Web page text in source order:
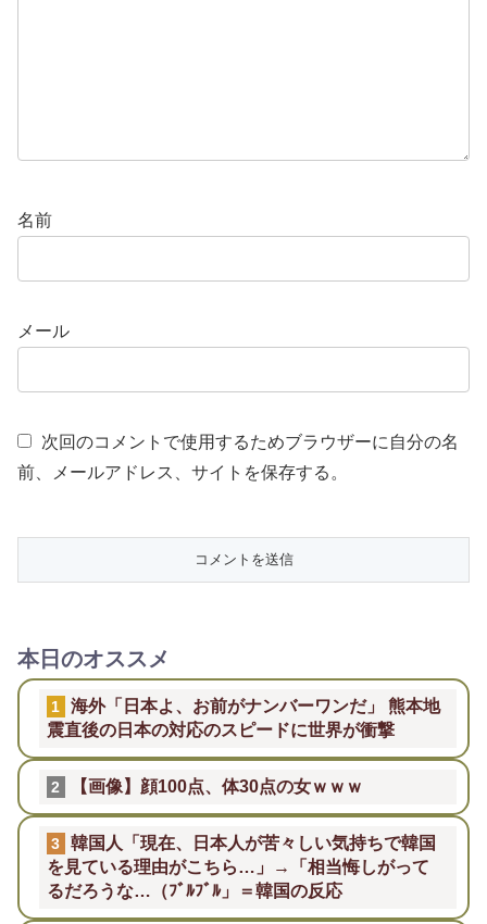
名前
メール
次回のコメントで使用するためブラウザーに自分の名
前、メールアドレス、サイトを保存する。
本日のオススメ
1
海外「日本よ、お前がナンバーワンだ」 熊本地
震直後の日本の対応のスピードに世界が衝撃
2 【画像】顔100点、体30点の女ｗｗｗ
3
韓国人「現在、日本人が苦々しい気持ちで韓国
を見ている理由がこちら…」→「相当悔しがって
るだろうな…（ﾌﾞﾙﾌﾞﾙ」＝韓国の反応